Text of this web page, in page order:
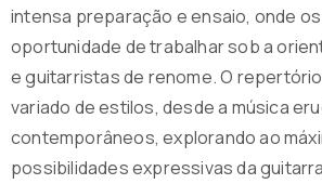
intensa preparação e ensaio, onde
oportunidade de trabalhar sob a
e guitarristas de renome. O
variado de estilos, desde a música
contemporâneos, explorando ao
possibilidades expressivas da